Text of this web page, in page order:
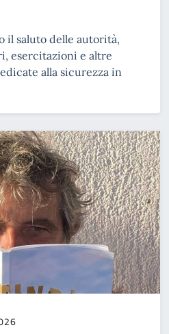
il saluto delle autorità,
esercitazioni e altre
alla sicurezza in